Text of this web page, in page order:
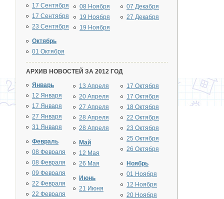
17 Сентября
17 Сентября
23 Сентября
Октябрь
01 Октября
08 Ноября
19 Ноября
19 Ноября
07 Декабря
27 Декабря
АРХИВ НОВОСТЕЙ ЗА 2012 ГОД
Январь
12 Января
17 Января
27 Января
31 Января
Февраль
08 Февраля
08 Февраля
09 Февраля
22 Февраля
22 Февраля
13 Апреля
20 Апреля
27 Апреля
28 Апреля
28 Апреля
Май
12 Мая
26 Мая
Июнь
21 Июня
17 Октября
17 Октября
18 Октября
22 Октября
23 Октября
25 Октября
26 Октября
Ноябрь
01 Ноября
12 Ноября
20 Ноября